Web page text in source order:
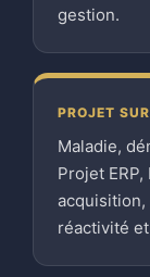
gestion.
PROJET
Maladie,
Projet
acquisition,
réactivité